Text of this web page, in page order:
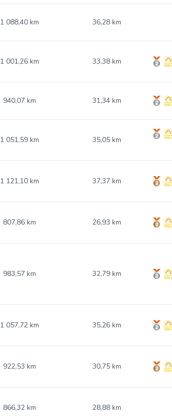
1 088,40 km 36,28 km
1 001,26 km 33,38 km
940,07 km 31,34 km
1 051,59 km 35,05 km
1 121,10 km 37,37 km
807,86 km 26,93 km
983,57 km 32,79 km
1 057,72 km 35,26 km
922,53 km 30,75 km
866,32 km 28,88 km